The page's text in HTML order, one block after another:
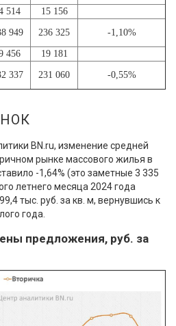
514
15 156
949 236 325 -1,10%
456
19 181
337 231 060 -0,55%
BN.ru, изменение средней
рынке массового жилья в
-1,64% (это заметные 3 335
летнего месяца 2024 года
тыс. руб. за кв. м, вернувшись к
года.
предложения, руб. за